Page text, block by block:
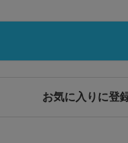
お気に入りに登